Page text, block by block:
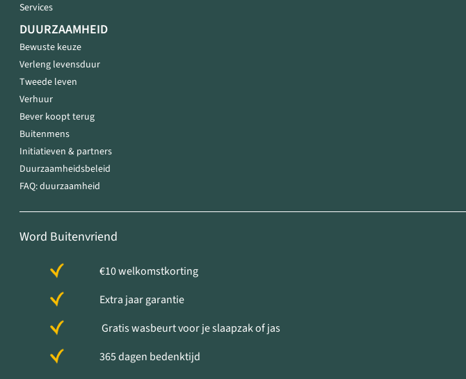
Services
DUURZAAMHEID
Bewuste keuze
Verleng levensduur
Tweede leven
Verhuur
Bever koopt terug
Buitenmens
Initiatieven & partners
Duurzaamheidsbeleid
FAQ: duurzaamheid
Word Buitenvriend
€10 welkomstkorting
Extra jaar garantie
Gratis wasbeurt voor je slaapzak of jas
365 dagen bedenktijd